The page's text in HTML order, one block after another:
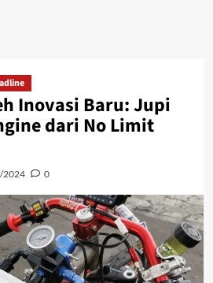
Inovasi Baru: Jupi
dari No Limit
2024 0